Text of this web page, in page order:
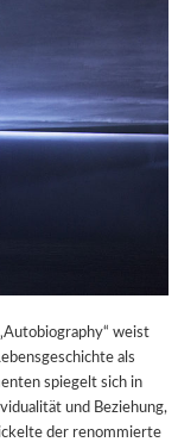
weist
als
spiegelt sich in
und Beziehung,
der renommierte